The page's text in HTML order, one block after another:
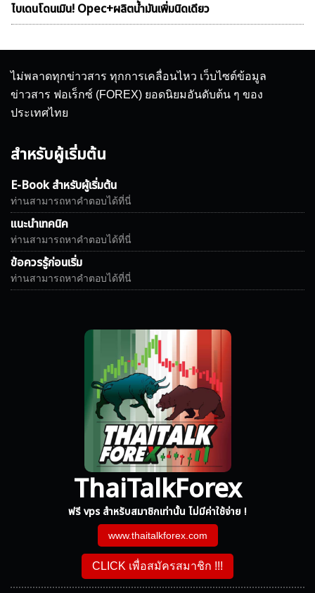
ไบเดนโดนเมิน! Opec+ผลิตน้ำมันเพิ่มนิดเดียว
ไม่พลาดทุกข่าวสาร ทุกการเคลื่อนไหว เว็บไซต์ข้อมูล
ข่าวสาร ฟอเร็กซ์ (FOREX) ยอดนิยมอันดับต้น ๆ ของ
ประเทศไทย
สำหรับผู้เริ่มต้น
E-Book สำหรับผู้เริ่มต้น
ท่านสามารถหาคำตอบได้ที่นี่
แนะนำเทคนิค
ท่านสามารถหาคำตอบได้ที่นี่
ข้อควรรู้ก่อนเริ่ม
ท่านสามารถหาคำตอบได้ที่นี่
ThaiTalkForex
ฟรี vps สำหรับสมาชิกเท่านั้น ไม่มีค่าใช้จ่าย !
www.thaitalkforex.com
CLICK เพื่อสมัครสมาชิก !!!